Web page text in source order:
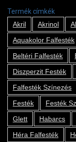
Termék címkék
Akril
Akrinol
Aquakolor Falfesték
Beltéri Falfesték
Diszperzit Festék
Falfesték Színezés
Festék
Festék
Glett
Habarcs
Héra Falfesték